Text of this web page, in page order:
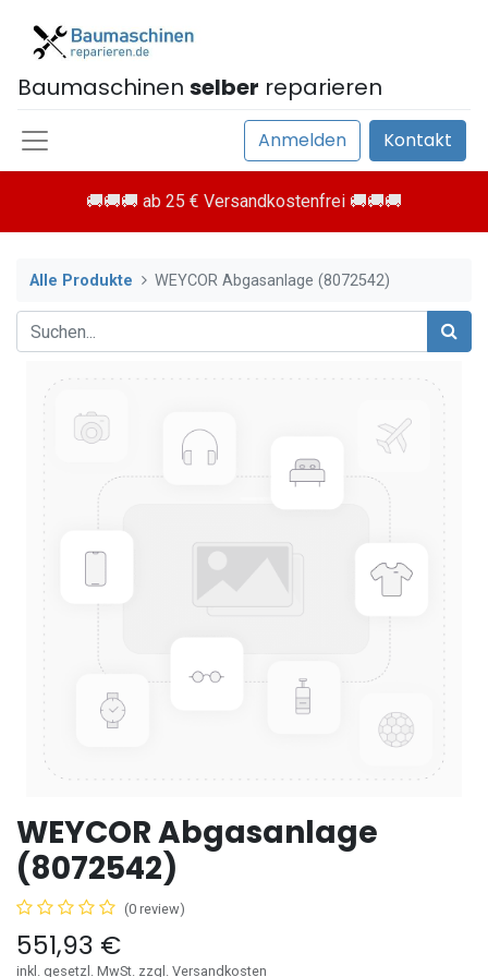
Baumaschinen selber reparieren
Anmelden Kontakt
🚚🚚🚚 ab 25 € Versandkostenfrei 🚚🚚🚚
Alle Produkte WEYCOR Abgasanlage (8072542)
WEYCOR Abgasanlage
(8072542)
(0 review)
551,93 €
inkl. gesetzl. MwSt. zzgl. Versandkosten